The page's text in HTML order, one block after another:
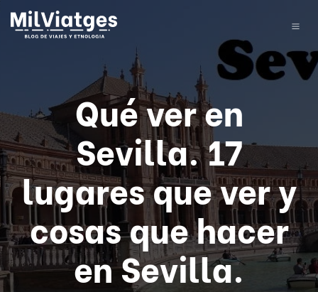
Qué ver en
Sevilla. 17
lugares que ver y
cosas que hacer
en Sevilla.